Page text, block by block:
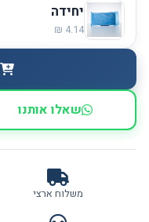
יחידה
שאלו אותנו
משלוח ארצי